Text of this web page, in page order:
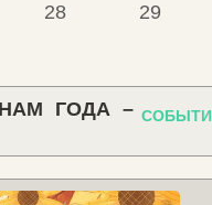
28 29
ГОДА –